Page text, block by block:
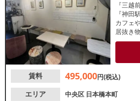
『三越
『神田
カフェ
居抜き
ナント
はカフ
す。前
ますの
にお問
賃料 495,000円(税込)
エリア
中央区 日本橋本町